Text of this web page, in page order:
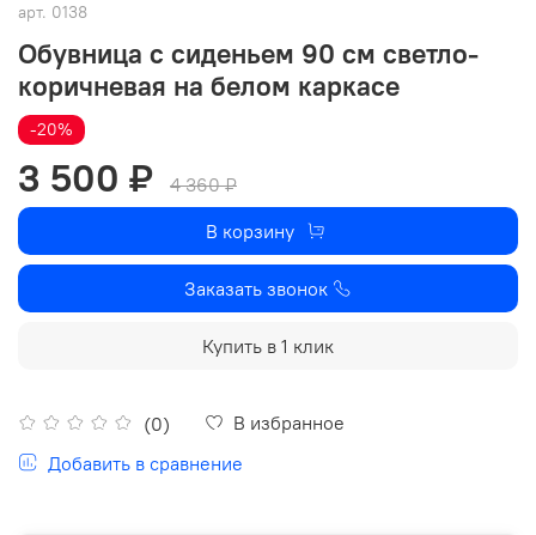
арт. 0138
Обувница с сиденьем 90 см светло-
коричневая на белом каркасе
(0)
В избранное
Добавить в сравнение
-20%
3 500 ₽
4 360 ₽
В корзину
Заказать звонок
Купить в 1 клик